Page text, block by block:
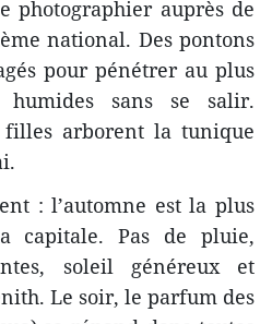
photographier auprès de
national. Des pontons
pour pénétrer au plus
humides sans se salir.
filles arborent la tunique
: l’automne est la plus
capitale. Pas de pluie,
soleil généreux et
Le soir, le parfum des